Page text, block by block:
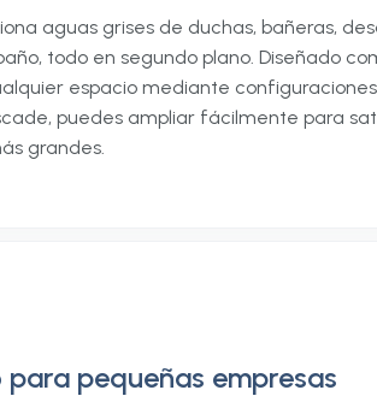
aguas grises de duchas, bañeras,
todo en segundo plano. Diseñado
espacio mediante
puedes ampliar fácilmente para
grandes.
para pequeñas empresas